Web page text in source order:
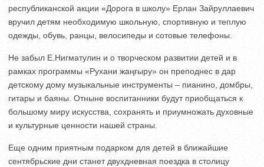
республиканской акции «Дорога в школу» Ерлан Зайруллаевич
вручил детям необходимую школьную, спортивную и теплую
одежды, обувь, ранцы, велосипеды и сотовые телефоны.
Не забыл Е.Нигматулин и о творческом развитии детей и в
рамках программы «Рухани жаңғыру» он преподнес в дар
детскому дому музыкальные инструменты – пианино, домбры,
гитары и баяны. Отныне воспитанники будут приобщаться к
большому миру искусства, сохранять и приумножать духовные
и культурные ценности нашей страны.
Еще одним приятным подарком для детей в ближайшие
сентябрьские дни станет двухдневная поездка в столицу